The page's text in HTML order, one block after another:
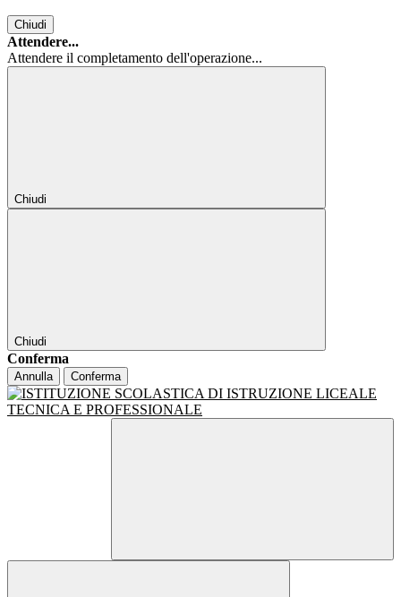
Chiudi
Attendere...
Attendere il completamento dell'operazione...
Chiudi
Chiudi
Conferma
Annulla Conferma